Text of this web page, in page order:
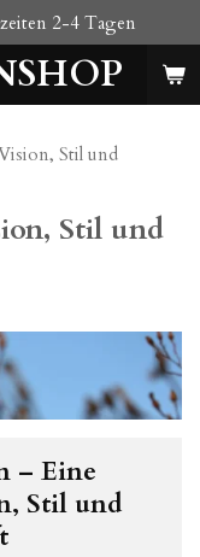
2-4 Tagen
Stil und
Stil und
– Eine
Stil und